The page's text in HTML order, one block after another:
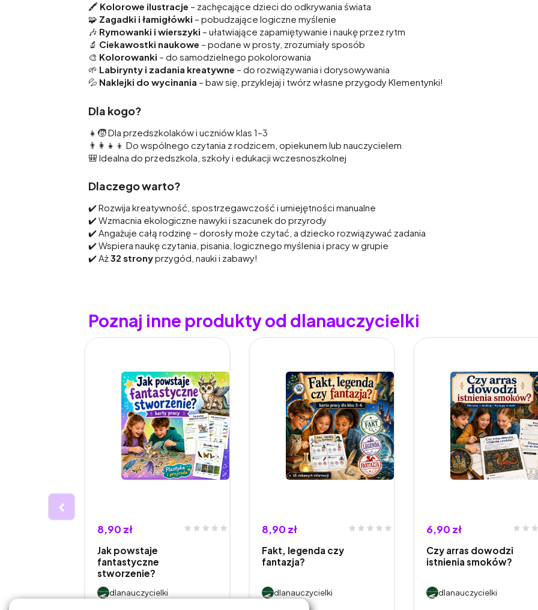
🖍️ Kolorowe ilustracje – zachęcające dzieci do odkrywania świata
🧩 Zagadki i łamigłówki – pobudzające logiczne myślenie
🎶 Rymowanki i wierszyki – ułatwiające zapamiętywanie i naukę przez rytm
🔬 Ciekawostki naukowe – podane w prosty, zrozumiały sposób
🎨 Kolorowanki – do samodzielnego pokolorowania
🌱 Labirynty i zadania kreatywne – do rozwiązywania i dorysowywania
💦 Naklejki do wycinania – baw się, przyklejaj i twórz własne przygody Klementynki!
Dla kogo?
👧🧒 Dla przedszkolaków i uczniów klas 1–3
👨‍👩‍👧‍👦 Do wspólnego czytania z rodzicem, opiekunem lub nauczycielem
🎒 Idealna do przedszkola, szkoły i edukacji wczesnoszkolnej
Dlaczego warto?
✔️ Rozwija kreatywność, spostrzegawczość i umiejętności manualne
✔️ Wzmacnia ekologiczne nawyki i szacunek do przyrody
✔️ Angażuje całą rodzinę – dorosły może czytać, a dziecko rozwiązywać zadania
✔️ Wspiera naukę czytania, pisania, logicznego myślenia i pracy w grupie
✔️ Aż32 stronyprzygód, nauki i zabawy!
Poznaj inne produkty od dlanauczycielki
8,90 zł
Jak powstaje
fantastyczne
stworzenie?
dlanauczycielki
8,90 zł
Fakt, legenda czy
fantazja?
dlanauczycielki
6,90 zł
Czy arras dowodzi
istnienia smoków?
dlanauczycielki